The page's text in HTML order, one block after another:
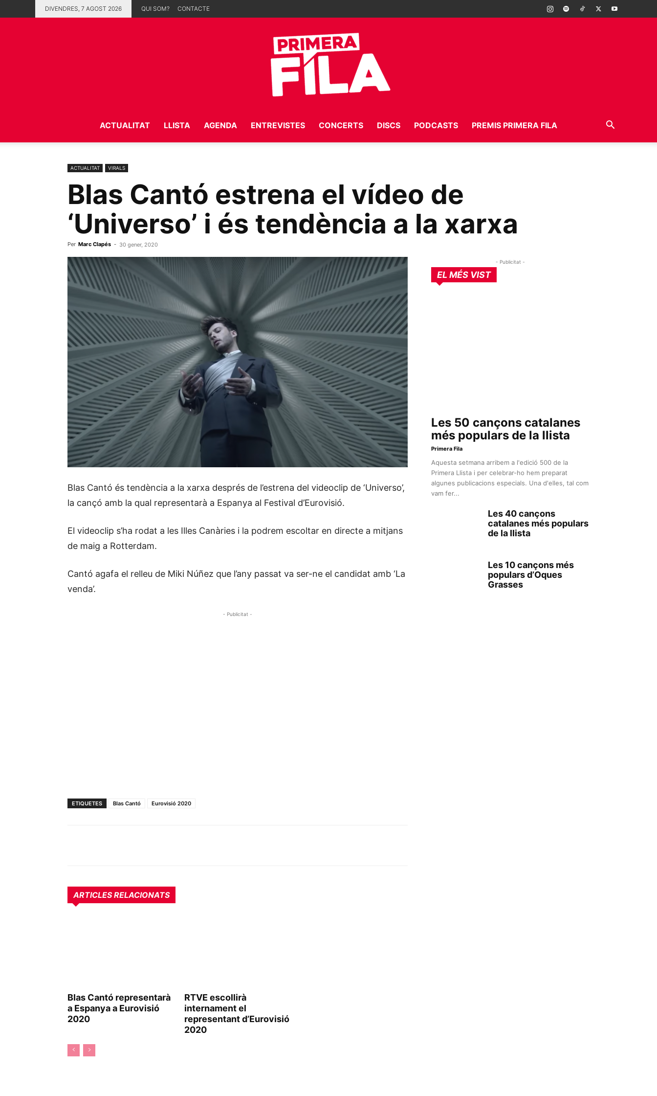
DIVENDRES, 7 AGOST 2026 QUI SOM? CONTACTE
Fila
ACTUALITAT LLISTA AGENDA ENTREVISTES CONCERTS DISCS PODCASTS PREMIS PRIMERA FILA
ACTUALITAT VIRALS
Blas Cantó estrena el vídeo de
‘Universo’ i és tendència a la xarxa
Per Marc Clapés - 30 gener, 2020
Blas Cantó és tendència a la xarxa després de l’estrena del videoclip de ‘Universo’,
la cançó amb la qual representarà a Espanya al Festival d’Eurovisió.
El videoclip s’ha rodat a les Illes Canàries i la podrem escoltar en directe a mitjans
de maig a Rotterdam.
Cantó agafa el relleu de Miki Núñez que l’any passat va ser-ne el candidat amb ‘La
venda’.
- Publicitat -
ETIQUETES Blas Cantó Eurovisió 2020
ARTICLES RELACIONATS
Blas Cantó representarà
a Espanya a Eurovisió
2020
RTVE escollirà
internament el
representant d’Eurovisió
2020
- Publicitat -
EL MÉS VIST
Les 50 cançons catalanes
més populars de la llista
Primera Fila
Aquesta setmana arribem a l'edició 500 de la
Primera Llista i per celebrar-ho hem preparat
algunes publicacions especials. Una d'elles, tal com
vam fer...
Les 40 cançons
catalanes més populars
de la llista
Les 10 cançons més
populars d’Oques
Grasses